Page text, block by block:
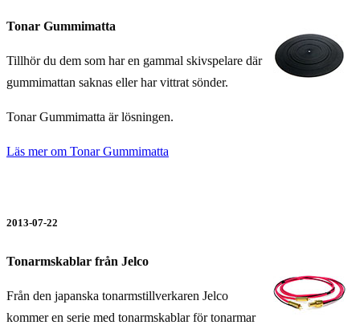
Tonar Gummimatta
Tillhör du dem som har en gammal skivspelare där
gummimattan saknas eller har vittrat sönder.
Tonar Gummimatta är lösningen.
Läs mer om Tonar Gummimatta
2013-07-22
Tonarmskablar från Jelco
Från den japanska tonarmstillverkaren Jelco
kommer en serie med tonarmskablar för tonarmar